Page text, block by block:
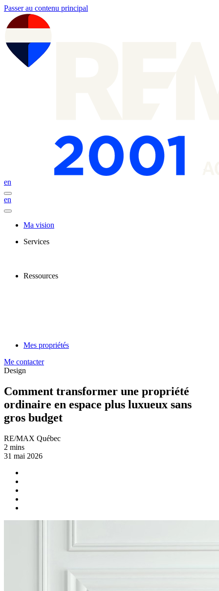
Passer au contenu principal
en
en
Ma vision
Services
Ressources
Mes propriétés
Me contacter
Design
Comment transformer une propriété
ordinaire en espace plus luxueux sans
gros budget
RE/MAX Québec
2 mins
31 mai 2026